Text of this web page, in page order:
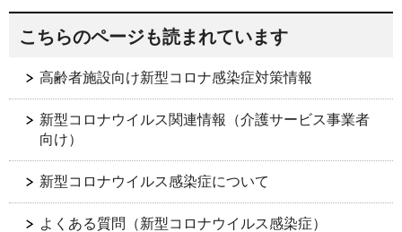
こちらのページも読まれています
高齢者施設向け新型コロナ感染症対策情報
新型コロナウイルス関連情報（介護サービス事業者
向け）
新型コロナウイルス感染症について
よくある質問（新型コロナウイルス感染症）